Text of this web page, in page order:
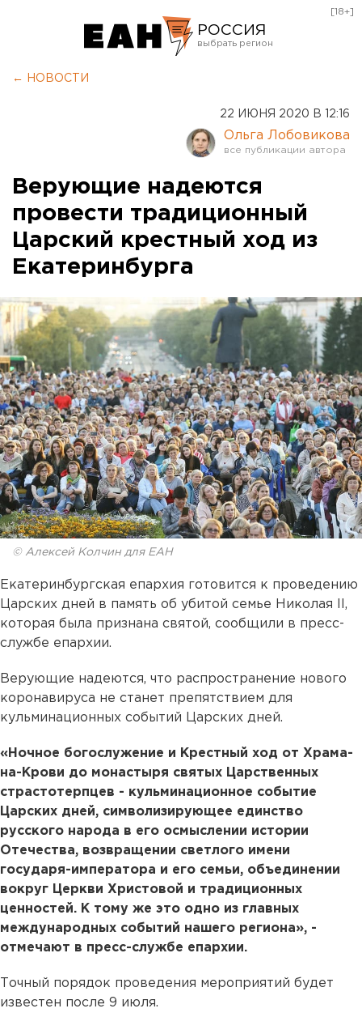
РОССИЯ
Курган
Оренбург
[18+]
← НОВОСТИ
22 ИЮНЯ 2020 В 12:16
Ольга Лобовикова
Верующие надеются
провести традиционный
Царский крестный ход из
Екатеринбурга
© Алексей Колчин для ЕАН
Екатеринбургская епархия готовится к проведению
Царских дней в память об убитой семье Николая II,
которая была признана святой, сообщили в пресс-
службе епархии.
Верующие надеются, что распространение нового
коронавируса не станет препятствием для
кульминационных событий Царских дней.
«Ночное богослужение и Крестный ход от Храма-
на-Крови до монастыря святых Царственных
страстотерпцев - кульминационное событие
Царских дней, символизирующее единство
русского народа в его осмыслении истории
Отечества, возвращении светлого имени
государя-императора и его семьи, объединении
вокруг Церкви Христовой и традиционных
ценностей. К тому же это одно из главных
международных событий нашего региона», -
отмечают в пресс-службе епархии.
Точный порядок проведения мероприятий будет
известен после 9 июля.